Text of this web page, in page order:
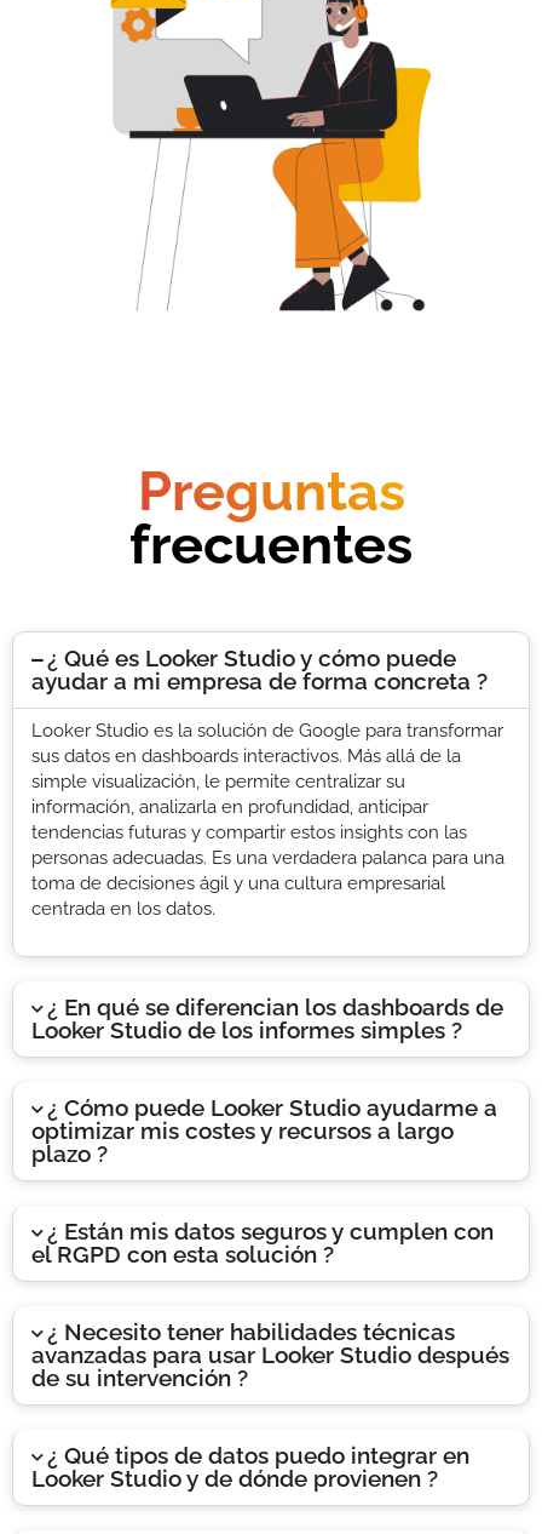
Preguntas
frecuentes
¿ Qué es Looker Studio y cómo puede
ayudar a mi empresa de forma concreta ?
Looker Studio es la solución de Google para transformar
sus datos en dashboards interactivos. Más allá de la
simple visualización, le permite centralizar su
información, analizarla en profundidad, anticipar
tendencias futuras y compartir estos insights con las
personas adecuadas. Es una verdadera palanca para una
toma de decisiones ágil y una cultura empresarial
centrada en los datos.
¿ En qué se diferencian los dashboards de
Looker Studio de los informes simples ?
¿ Cómo puede Looker Studio ayudarme a
optimizar mis costes y recursos a largo
plazo ?
¿ Están mis datos seguros y cumplen con
el RGPD con esta solución ?
¿ Necesito tener habilidades técnicas
avanzadas para usar Looker Studio después
de su intervención ?
¿ Qué tipos de datos puedo integrar en
Looker Studio y de dónde provienen ?